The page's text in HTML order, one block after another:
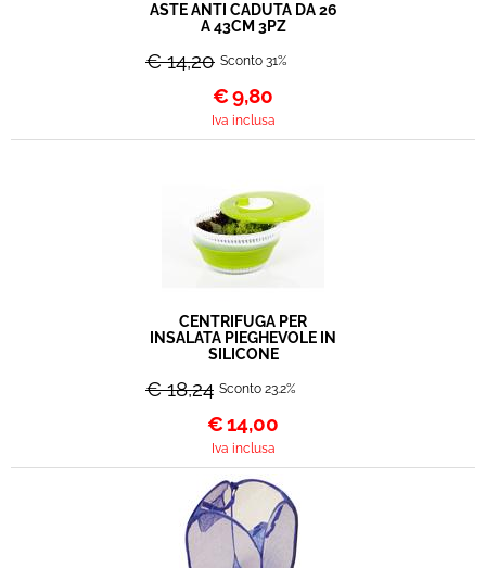
ASTE ANTI CADUTA DA 26
A 43CM 3PZ
€ 14,20 Sconto 31%
€9,80
Iva inclusa
CENTRIFUGA PER
INSALATA PIEGHEVOLE IN
SILICONE
€ 18,24 Sconto 23.2%
€14,00
Iva inclusa